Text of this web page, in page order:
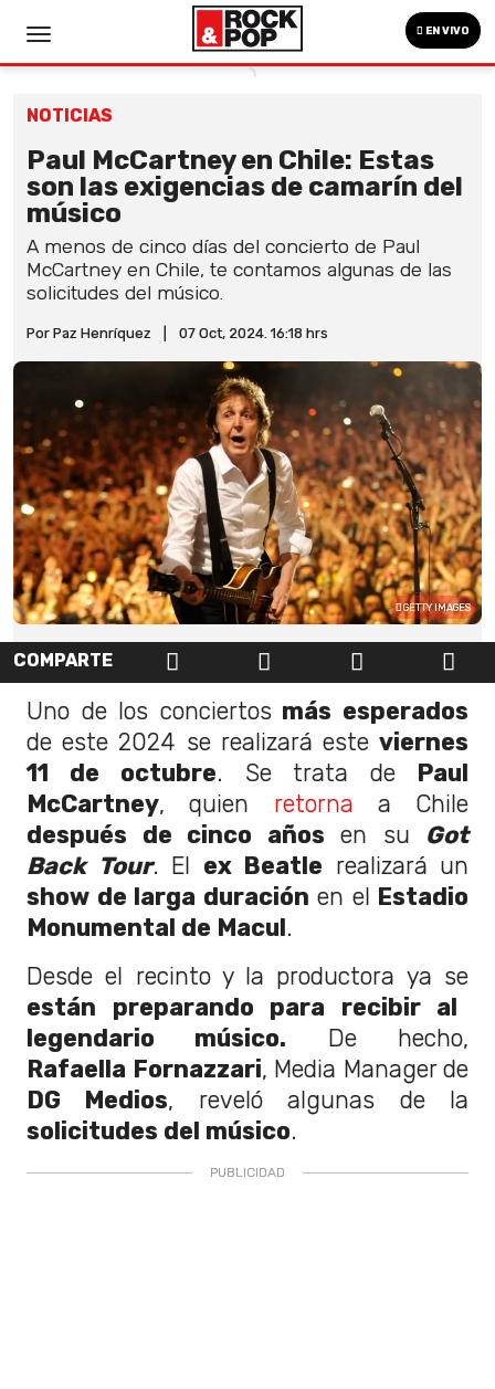
EN VIVO
NOTICIAS
Paul McCartney en Chile: Estas
son las exigencias de camarín del
músico
A menos de cinco días del concierto de Paul
McCartney en Chile, te contamos algunas de las
solicitudes del músico.
Por Paz Henríquez 07 Oct, 2024. 16:18 hrs
GETTY IMAGES
COMPARTE
Uno de los conciertosmás esperados
de este 2024 se realizará este viernes
11 de octubre. Se trata de Paul
McCartney, quien retorna a Chile
después de cinco años en su Got
Back Tour. El ex Beatle realizará un
show de larga duración en el Estadio
Monumental de Macul.
Desde el recinto y la productora ya se
están preparando para recibir al
legendario músico. De hecho,
Rafaella Fornazzari, Media Manager de
DG Medios, reveló algunas de la
solicitudes del músico.